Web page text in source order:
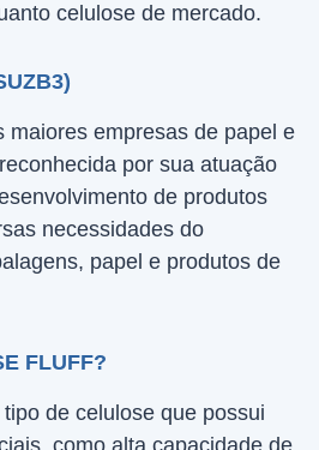
celulose de mercado.
maiores empresas de papel e
por sua atuação
de produtos
necessidades do
papel e produtos de
FLUFF?
de celulose que possui
como alta capacidade de